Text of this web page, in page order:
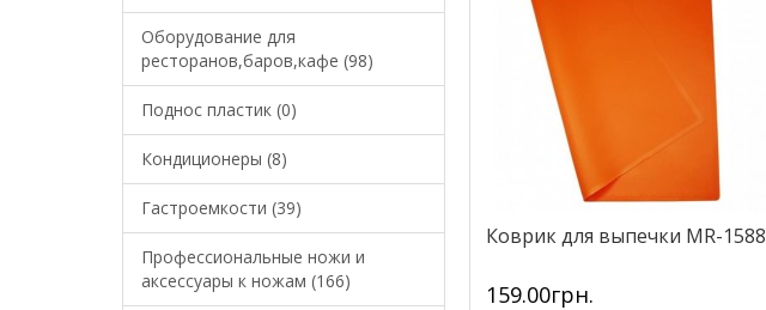
Оборудование для
ресторанов,баров,кафе (98)
Поднос пластик (0)
Кондиционеры (8)
Гастроемкости (39)
Профессиональные ножи и
аксессуары к ножам (166)
Ковpик для выпечки МR-1588
159.00грн.